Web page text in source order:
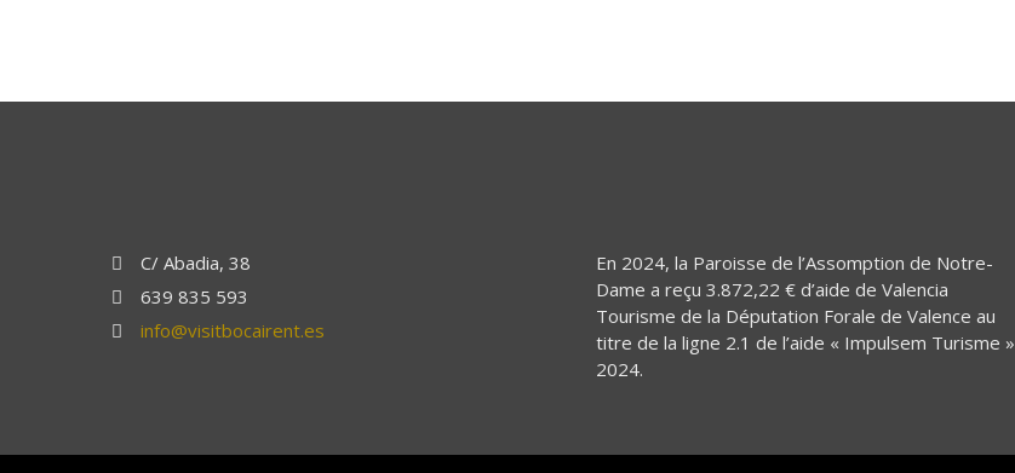
C/ Abadia, 38
639 835 593
info@visitbocairent.es
En 2024, la Paroisse de l’Assomption de Notre-
Dame a reçu 3.872,22 € d’aide de Valencia
Tourisme de la Députation Forale de Valence au
titre de la ligne 2.1 de l’aide « Impulsem Turisme »
2024.